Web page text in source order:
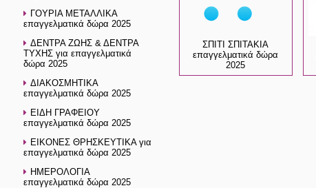
ΓΟΥΡΙΑ ΜΕΤΑΛΛΙΚΑ
επαγγελματικά δώρα 2025
ΔΕΝΤΡΑ ΖΩΗΣ & ΔΕΝΤΡΑ
ΤΥΧΗΣ για επαγγελματικά
δώρα 2025
ΔΙΑΚΟΣΜΗΤΙΚΑ
επαγγελματικά δώρα 2025
ΕΙΔΗ ΓΡΑΦΕΙΟΥ
επαγγελματικά δώρα 2025
ΕΙΚΟΝΕΣ ΘΡΗΣΚΕΥΤΙΚΑ για
επαγγελματικά δώρα 2025
ΗΜΕΡΟΛΟΓΙΑ
επαγγελματικά δώρα 2025
ΣΠΙΤΙ ΣΠΙΤΑΚΙΑ
επαγγελματικά δώρα
2025